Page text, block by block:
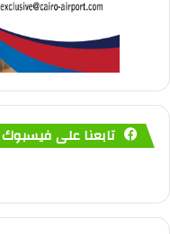
تابعنا على فيسبوك